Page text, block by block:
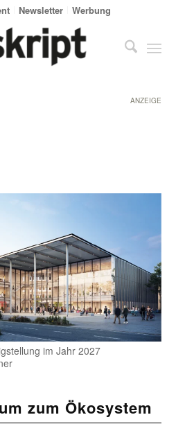
Newsletter Werbung
ANZEIGE
im Jahr 2027
zum Ökosystem